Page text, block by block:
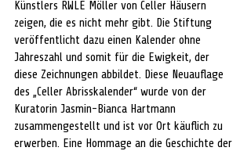
Künstlers RWLE Möller von Celler Häusern
zeigen, die es nicht mehr gibt. Die Stiftung
veröffentlicht dazu einen Kalender ohne
Jahreszahl und somit für die Ewigkeit, der
diese Zeichnungen abbildet. Diese Neuauflage
des „Celler Abrisskalender“ wurde von der
Kuratorin Jasmin-Bianca Hartmann
zusammengestellt und ist vor Ort käuflich zu
erwerben. Eine Hommage an die Geschichte der